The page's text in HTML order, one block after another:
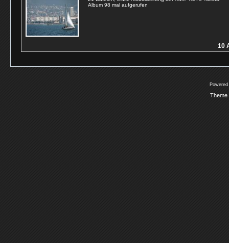
Album 98 mal aufgerufen
10
Theme